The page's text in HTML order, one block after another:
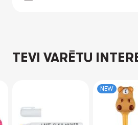
TEVI VARĒTU
NEW